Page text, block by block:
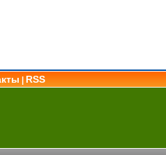
RSS